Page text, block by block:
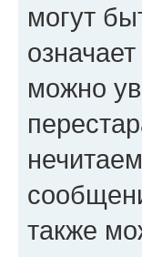
могут
можно
также